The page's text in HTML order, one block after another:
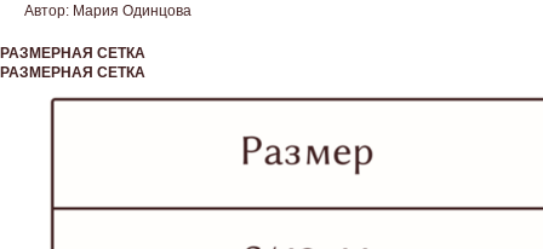
Автор: Мария Одинцова
РАЗМЕРНАЯ СЕТКА
РАЗМЕРНАЯ СЕТКА